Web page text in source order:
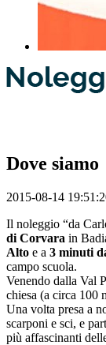
Dove siamo
2015-08-14
Il noleggio “da
di Corvara in
Alto e a 3 minuti
campo scuola.
Venendo dalla Val
chiesa (a circa 100
Una volta presa a
scarponi e sci, e
più affascinanti